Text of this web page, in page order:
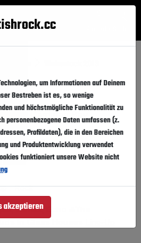
Cardigan Bay
14.07.2013
. Rock
James, Echo &The
um Informationen auf Deinem
Bestreben ist es, so wenige
und höchstmögliche Funktionalität zu
personenbezogene Daten umfassen (z.
Profildaten), die in den Bereichen
und Produktentwicklung verwendet
funktioniert unsere Website nicht
akzeptieren